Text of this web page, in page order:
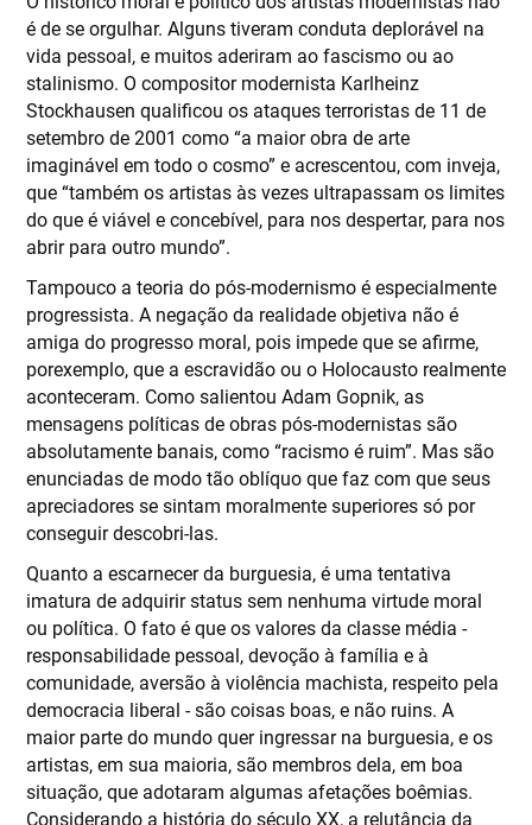
é de se orgulhar. Alguns tiveram conduta deplorável na
vida pessoal, e muitos aderiram ao fascismo ou ao
stalinismo. O compositor modernista Karlheinz
Stockhausen qualificou os ataques terroristas de 11 de
setembro de 2001 como “a maior obra de arte
imaginável em todo o cosmo” e acrescentou, com inveja,
que “também os artistas às vezes ultrapassam os limites
do que é viável e concebível, para nos despertar, para nos
abrir para outro mundo”.
Tampouco a teoria do pós-modernismo é especialmente
progressista. A negação da realidade objetiva não é
amiga do progresso moral, pois impede que se afirme,
porexemplo, que a escravidão ou o Holocausto realmente
aconteceram. Como salientou Adam Gopnik, as
mensagens políticas de obras pós-modernistas são
absolutamente banais, como “racismo é ruim”. Mas são
enunciadas de modo tão oblíquo que faz com que seus
apreciadores se sintam moralmente superiores só por
conseguir descobri-las.
Quanto a escarnecer da burguesia, é uma tentativa
imatura de adquirir status sem nenhuma virtude moral
ou política. O fato é que os valores da classe média -
responsabilidade pessoal, devoção à família e à
comunidade, aversão à violência machista, respeito pela
democracia liberal - são coisas boas, e não ruins. A
maior parte do mundo quer ingressar na burguesia, e os
artistas, em sua maioria, são membros dela, em boa
situação, que adotaram algumas afetações boêmias.
Considerando a história do século XX, a relutância da